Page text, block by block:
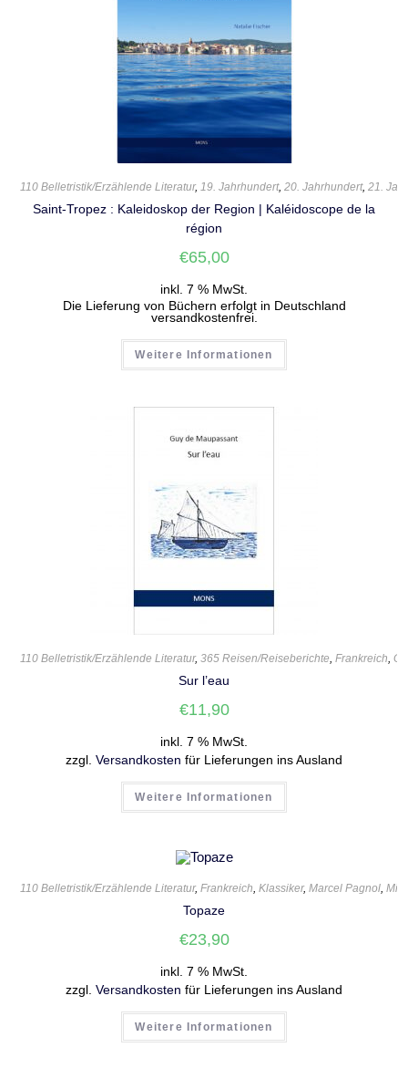
110 Belletristik/Erzählende Literatur,19. Jahrhundert,20. Jahrhundert,21.
Saint-Tropez : Kaleidoskop der Region | Kaléidoscope de la
région
€65,00
inkl. 7 % MwSt.
Die Lieferung von Büchern erfolgt in Deutschland
versandkostenfrei.
Weitere Informationen
110 Belletristik/Erzählende Literatur,365 Reisen/Reiseberichte,Frankreich,
Sur l’eau
€11,90
inkl. 7 % MwSt.
zzgl. Versandkosten für Lieferungen ins Ausland
Weitere Informationen
110 Belletristik/Erzählende Literatur,Frankreich,Klassiker,Marcel Pagnol,
Topaze
€23,90
inkl. 7 % MwSt.
zzgl. Versandkosten für Lieferungen ins Ausland
Weitere Informationen